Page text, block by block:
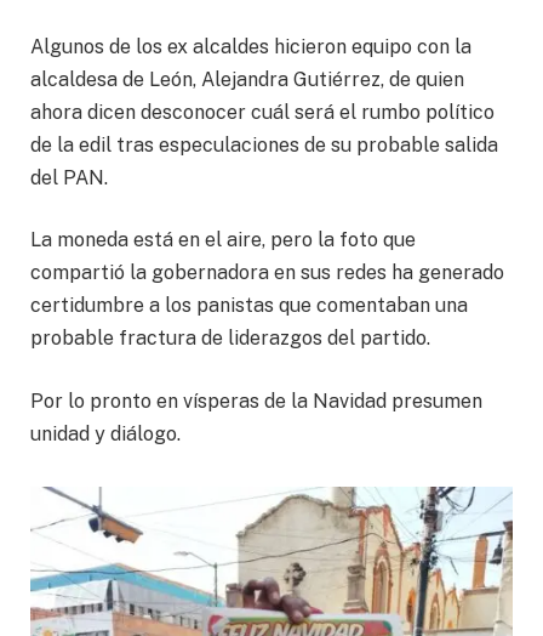
Algunos de los ex alcaldes hicieron equipo con la
alcaldesa de León, Alejandra Gutiérrez, de quien
ahora dicen desconocer cuál será el rumbo político
de la edil tras especulaciones de su probable salida
del PAN.
La moneda está en el aire, pero la foto que
compartió la gobernadora en sus redes ha generado
certidumbre a los panistas que comentaban una
probable fractura de liderazgos del partido.
Por lo pronto en vísperas de la Navidad presumen
unidad y diálogo.